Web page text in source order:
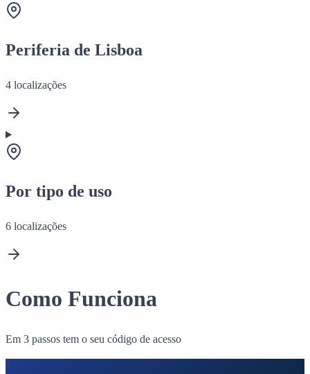
Periferia de Lisboa
4 localizações
Por tipo de uso
6 localizações
Como Funciona
Em 3 passos tem o seu código de acesso
1